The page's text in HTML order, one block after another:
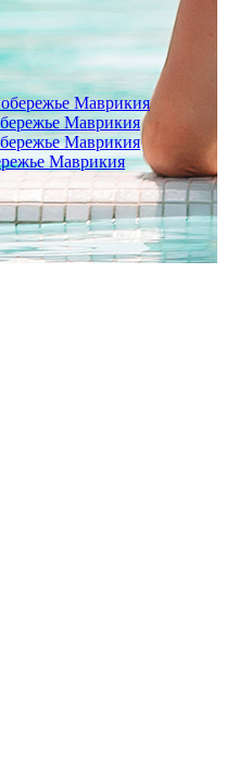
Маврикия
Маврикия
Маврикия
Маврикия